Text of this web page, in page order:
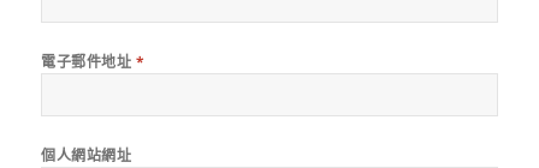
電子郵件地址 *
個人網站網址